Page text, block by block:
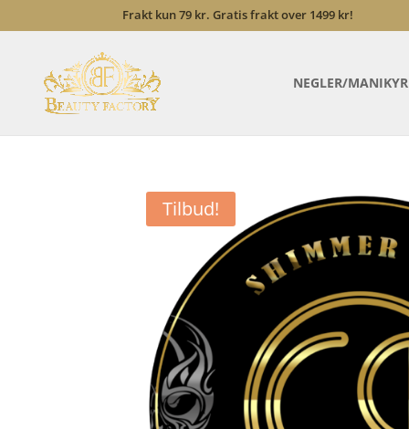
Frakt kun 79 kr. Gratis frakt over 1499 kr!
NEGLER/MANIKYR
Tilbud!